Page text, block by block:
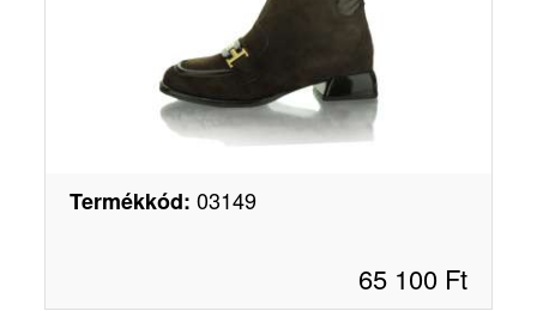
Termékkód: 03149
65 100 Ft